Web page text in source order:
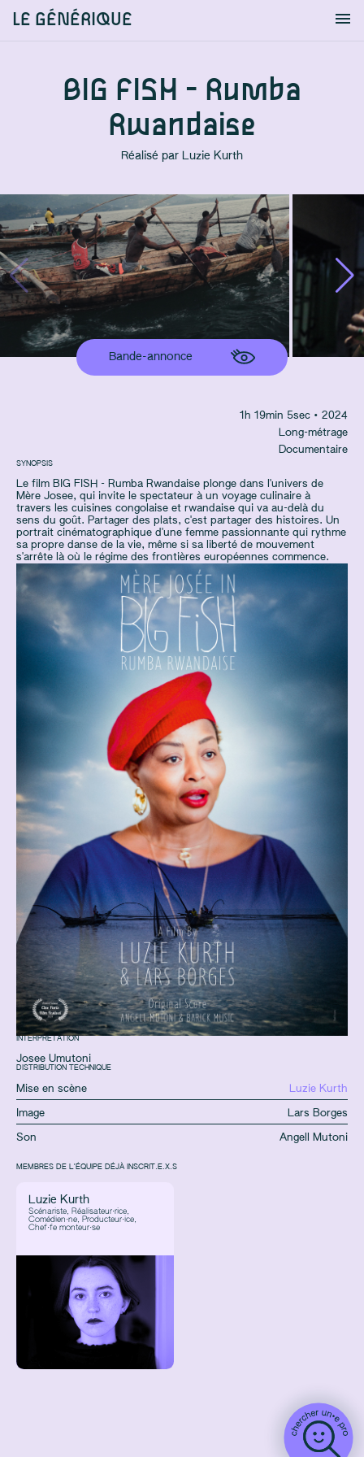
LE GÉNÉRIQUE
BIG FISH - Rumba
Rwandaise
Réalisé par Luzie Kurth
Bande-annonce
SYNOPSIS
Le film BIG FISH - Rumba Rwandaise plonge dans l'univers de
Mère Josee, qui invite le spectateur à un voyage culinaire à
travers les cuisines congolaise et rwandaise qui va au-delà du
sens du goût. Partager des plats, c'est partager des histoires. Un
portrait cinématographique d'une femme passionnante qui rythme
sa propre danse de la vie, même si sa liberté de mouvement
s'arrête là où le régime des frontières européennes commence.
1 h 19min 5sec • 2024
Long-métrage
Documentaire
INTERPRÉTATION
Josee Umutoni
DISTRIBUTION TECHNIQUE
Mise en scène Luzie Kurth
Image Lars Borges
Son Angell Mutoni
MEMBRES DE L'ÉQUIPE DÉJÀ INSCRIT.E.X.S
Luzie Kurth
Scénariste, Réalisateur·rice,
Comédien·ne, Producteur·ice,
Chef·fe monteur·se